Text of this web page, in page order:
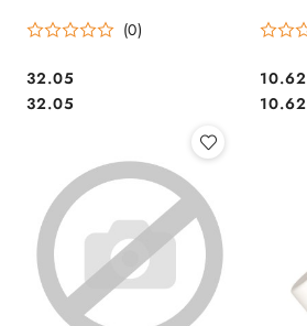
(0)
Cena:
32.05
Cena:
32.05
Cena:
10.62
Cena:
10.62